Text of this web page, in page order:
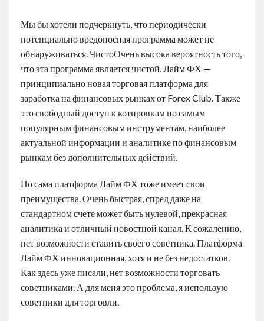
Мы бы хотели подчеркнуть, что периодически
потенциально вредоносная программа может не
обнаруживаться. ЧистоОчень высока вероятность того,
что эта программа является чистой. Лайм ФХ —
принципиально новая торговая платформа для
заработка на финансовых рынках от Forex Club. Также
это свободный доступ к котировкам по самым
популярным финансовым инструментам, наиболее
актуальной информации и аналитике по финансовым
рынкам без дополнительных действий.
Но сама платформа Лайм ФХ тоже имеет свои
преимущества. Очень быстрая, спред даже на
стандартном счете может быть нулевой, прекрасная
аналитика и отличный новостной канал. К сожалению,
нет возможности ставить своего советника. Платформа
Лайм ФХ инновационная, хотя и не без недостатков.
Как здесь уже писали, нет возможности торговать
советниками. А для меня это проблема, я использую
советники для торговли.